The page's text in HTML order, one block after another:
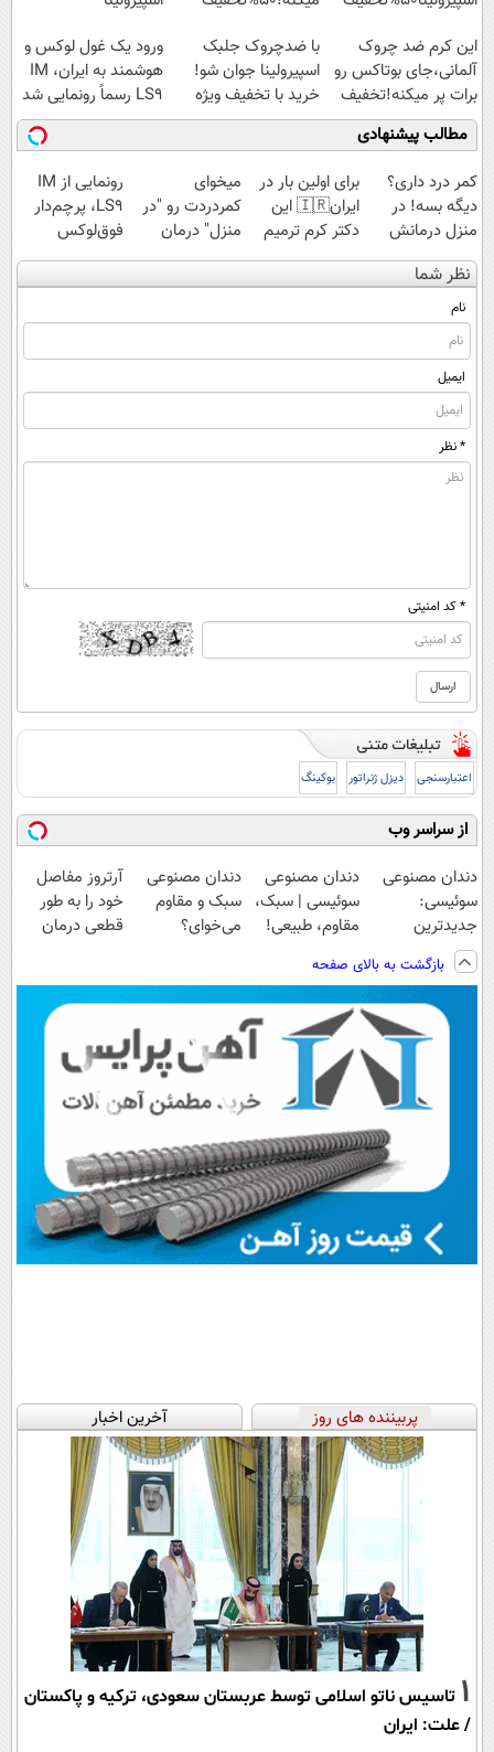
این کرم ضد چروک
آلمانی،جای بوتاکس رو
برات پر میکنه!تخفیف
تا امشب
با ضدچروک جلبک
اسپیرولینا جوان شو!
خرید با تخفیف ویژه
ورود یک غول لوکس و
هوشمند به ایران، IM
LS9 رسماً رونمایی شد
مطالب پیشنهادی
کمر درد داری؟
دیگه بسه! در
منزل درمانش
کن
(◀پرسش‌نامه)
برای اولین بار در
ایران🇮🇷 این
دکتر کرم ترمیم
کننده 23 روزه
ساخت!
میخوای
کمردردت رو "در
منزل" درمان
کنی؟ (◂فیلم +
◂پرسش‌نامه)
رونمایی از IM
LS9، پرچم‌دار
فوق‌لوکس
EREV وارد بازار
ایران شد
نظر شما
نام
ایمیل
* نظر
* کد امنیتی
اعتبارسنجی دیزل ژنراتور بوکینگ
از سراسر وب
دندان مصنوعی
سوئیسی:
جدیدترین
فناوری اروپا،
سبک و مقاوم |
پرداخت قسطی
دندان مصنوعی
سوئیسی | سبک،
مقاوم، طبیعی!
رایگان+پرداخت
اقساطی😍
دندان مصنوعی
سبک و مقاوم
می‌خوای؟
📍تهران
آرتروز مفاصل
خود را به طور
قطعی درمان
بازگشت به بالای صفحه
پربیننده های روز آخرین اخبار
1 تاسیس ناتو اسلامی توسط عربستان سعودی، ترکیه و پاکستان
/ علت: ایران